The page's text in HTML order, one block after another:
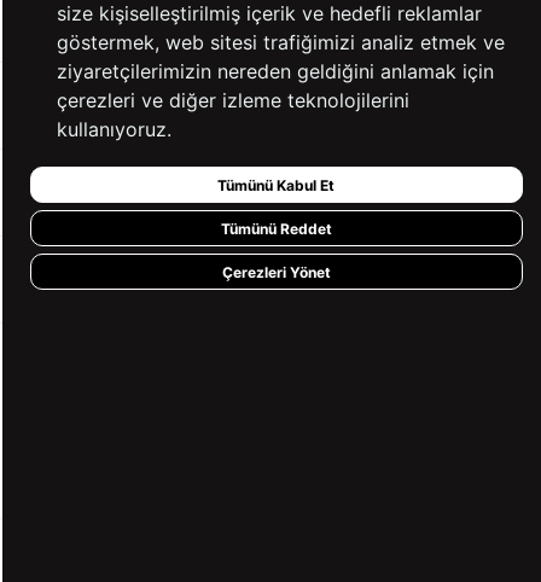
KATEGORİLER
YARDIM
BİZE ULAŞIN
HIZLI ERİŞİM
size kişiselleştirilmiş içerik ve hedefli reklamlar
göstermek, web sitesi trafiğimizi analiz etmek ve
ziyaretçilerimizin nereden geldiğini anlamak için
çerezleri ve diğer izleme teknolojilerini
kullanıyoruz.
Tümünü Kabul Et
Tümünü Reddet
Çerezleri Yönet